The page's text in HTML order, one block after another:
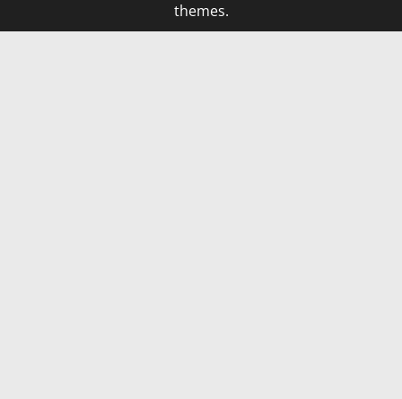
themes.